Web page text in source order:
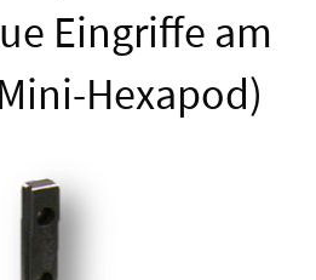
Eingriffe am
Hexapod)